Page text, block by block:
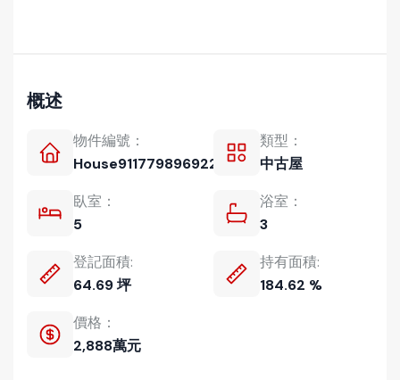
概述
物件編號：
House911779896922
類型：
中古屋
臥室：
5
浴室：
3
登記面積:
64.69 坪
持有面積:
184.62 %
價格：
2,888萬元